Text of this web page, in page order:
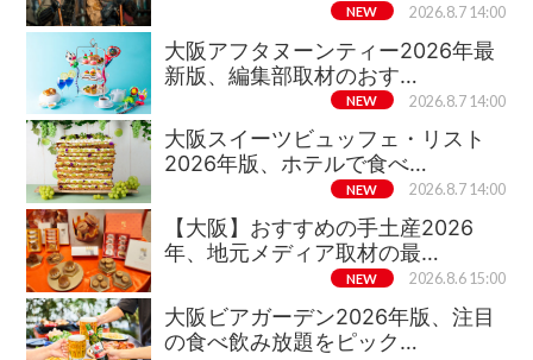
NEW 2026.8.7 14:00
大阪アフタヌーンティー2026年最
新版、編集部取材のおす…
NEW 2026.8.7 14:00
大阪スイーツビュッフェ・リスト
2026年版、ホテルで食べ…
NEW 2026.8.7 14:00
【大阪】おすすめの手土産2026
年、地元メディア取材の最…
NEW 2026.8.6 15:00
大阪ビアガーデン2026年版、注目
の食べ飲み放題をピック…